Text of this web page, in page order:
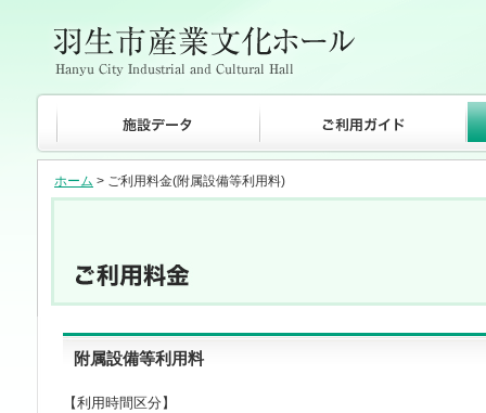
ホーム > ご利用料金(附属設備等利用料)
附属設備等利用料
【利用時間区分】